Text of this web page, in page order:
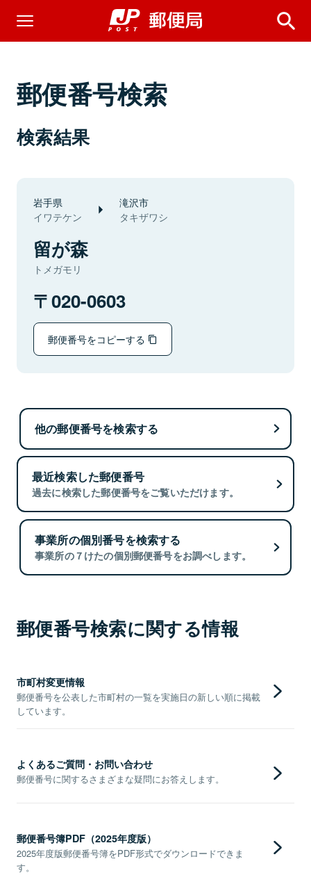
郵便番号検索
検索結果
岩手県
イワテケン
滝沢市
タキザワシ
留が森
トメガモリ
020-0603
郵便番号をコピーする
他の郵便番号を検索する
最近検索した郵便番号
過去に検索した郵便番号をご覧いただけます。
事業所の個別番号を検索する
事業所の７けたの個別郵便番号をお調べします。
郵便番号検索に関する情報
市町村変更情報
郵便番号を公表した市町村の一覧を実施日の新しい順に掲載
しています。
よくあるご質問・お問い合わせ
郵便番号に関するさまざまな疑問にお答えします。
郵便番号簿PDF（2025年度版）
2025年度版郵便番号簿をPDF形式でダウンロードできま
す。